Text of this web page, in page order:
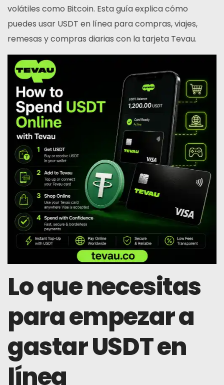
volátiles como Bitcoin. Esta guía explica cómo
puedes usar USDT en línea para compras, viajes,
remesas y compras diarias con la tarjeta Tevau.
Lo que necesitas
para empezar a
gastar USDT en
línea